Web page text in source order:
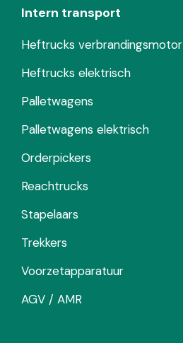
Intern transport
Heftrucks verbrandingsmotor
Heftrucks elektrisch
Palletwagens
Palletwagens elektrisch
Orderpickers
Reachtrucks
Stapelaars
Trekkers
Voorzetapparatuur
AGV / AMR